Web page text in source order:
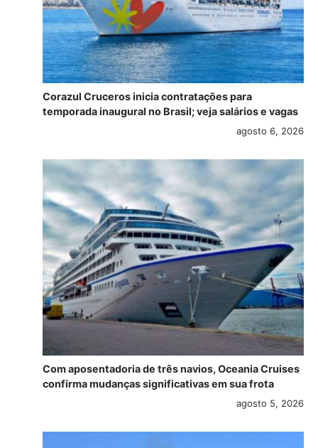
Corazul Cruceros inicia contratações para
temporada inaugural no Brasil; veja salários e vagas
agosto 6, 2026
Com aposentadoria de três navios, Oceania Cruises
confirma mudanças significativas em sua frota
agosto 5, 2026